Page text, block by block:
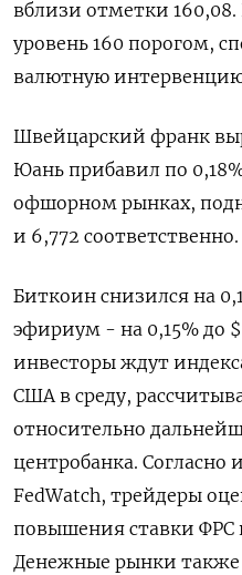
вблизи отметки
уровень 160 порогом,
​валютную
Швейцарский франк
Юань прибавил по
офшорном рынках,
и 6,772 соответственно.
Биткоин снизился на
эфириум - на 0,15% до
инвесторы ждут
США в среду,
относительно
центробанка. Согласно
⁠FedWatch, трейдеры
повышения ставки ФРС
Денежные рынки